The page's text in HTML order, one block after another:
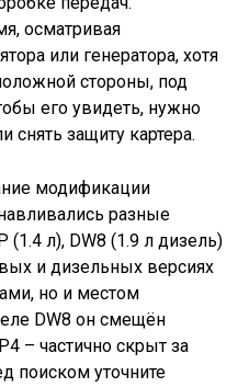
осматривая
или генератора, хотя
стороны, под
его увидеть, нужно
снять защиту картера.
модификации
разные
(1.4 л), DW8 (1.9 л дизель)
и дизельных версиях
но и местом
DW8 он смещён
– частично скрыт за
поиском уточните